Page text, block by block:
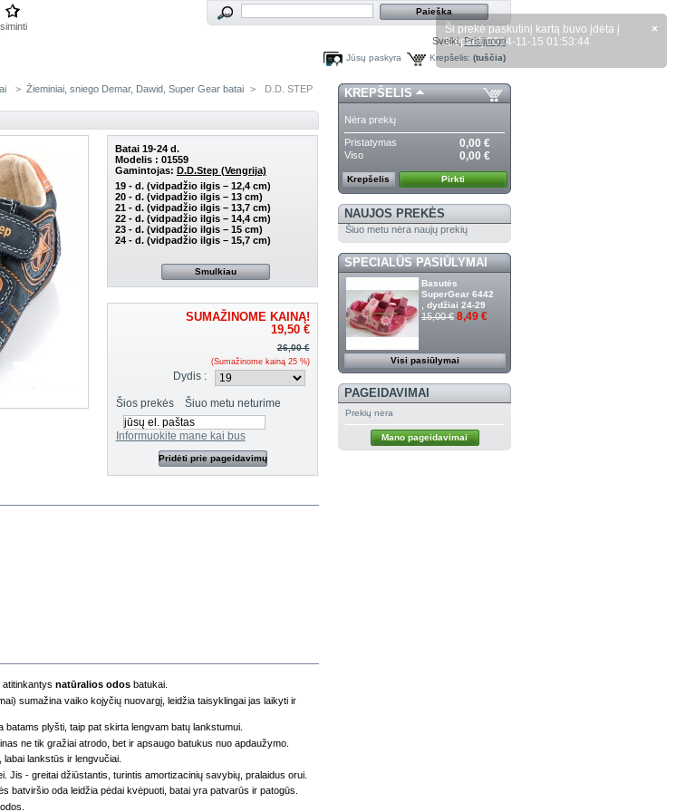
Sveiki,Prisijungti
Krepšelis: (tuščia)
Jūsų paskyra
> Žieminiai, sniego Demar, Dawid, Super Gear batai >
D.D. STEP
Batai 19-24 d.
Modelis : 01559
Gamintojas: D.D.Step (Vengrija)
19 - d. (vidpadžio ilgis – 12,4 cm)
20 - d. (vidpadžio ilgis – 13 cm)
21 - d. (vidpadžio ilgis – 13,7 cm)
22 - d. (vidpadžio ilgis – 14,4 cm)
23 - d. (vidpadžio ilgis – 15 cm)
24 - d. (vidpadžio ilgis – 15,7 cm)
Smulkiau
SUMAŽINOME KAINĄ!
19,50 €
26,00 €
(Sumažinome kainą 25%)
Dydis :
Šios prekės Šiuo metu neturime
Informuokite mane kai bus
Pridėti prie pageidavimų
natūralios odos batukai.
sumažina vaiko kojyčių nuovargį, leidžia taisyklingai jas laikyti ir
batams plyšti, taip pat skirta lengvam batų lankstumui.
ne tik gražiai atrodo, bet ir apsaugo batukus nuo apdaužymo.
labai lankstūs ir lengvučiai.
Jis - greitai džiūstantis, turintis amortizacinių savybių, pralaidus orui.
batviršio oda leidžia pėdai kvėpuoti, batai yra patvarūs ir patogūs.
KREPŠELIS
Nėra prekių
Pristatymas 0,00 €
Viso 0,00 €
Krepšelis Pirkti
NAUJOS PREKĖS
Šiuo metu nėra naujų prekių
SPECIALŪS PASIŪLYMAI
Basutės
SuperGear 6442
, dydžiai 24-29
15,00 € 8,49 €
Visi pasiūlymai
PAGEIDAVIMAI
Prekių nėra
Mano pageidavimai